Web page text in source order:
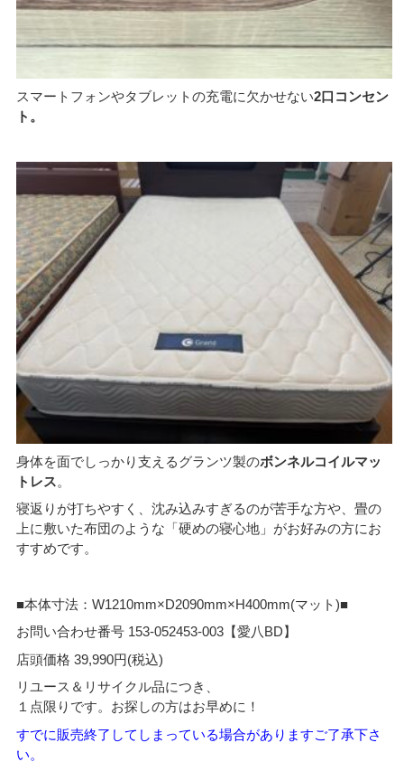
スマートフォンやタブレットの充電に欠かせない2口コンセン
ト。
身体を面でしっかり支えるグランツ製のボンネルコイルマッ
トレス。
寝返りが打ちやすく、沈み込みすぎるのが苦手な方や、畳の
上に敷いた布団のような「硬めの寝心地」がお好みの方にお
すすめです。
■本体寸法：W1210mm×D2090mm×H400mm(マット)■
お問い合わせ番号 153-052453-003【愛八BD】
店頭価格 39,990円(税込)
リユース＆リサイクル品につき、
１点限りです。お探しの方はお早めに！
すでに販売終了してしまっている場合がありますご了承下さ
い。